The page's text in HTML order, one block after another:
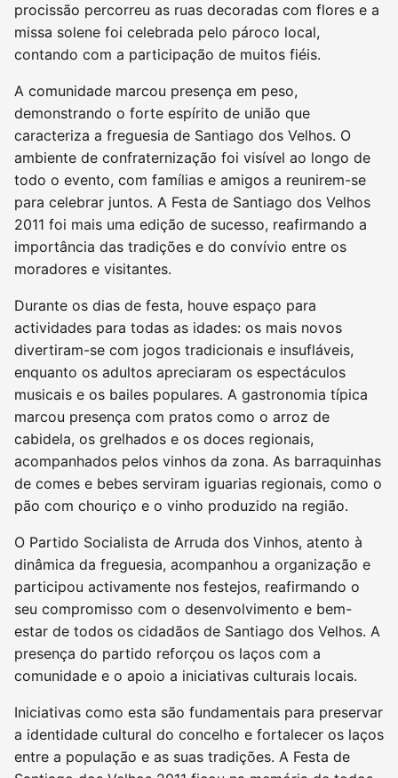
procissão percorreu as ruas decoradas com flores e a
missa solene foi celebrada pelo pároco local,
contando com a participação de muitos fiéis.
A comunidade marcou presença em peso,
demonstrando o forte espírito de união que
caracteriza a freguesia de Santiago dos Velhos. O
ambiente de confraternização foi visível ao longo de
todo o evento, com famílias e amigos a reunirem-se
para celebrar juntos. A Festa de Santiago dos Velhos
2011 foi mais uma edição de sucesso, reafirmando a
importância das tradições e do convívio entre os
moradores e visitantes.
Durante os dias de festa, houve espaço para
actividades para todas as idades: os mais novos
divertiram-se com jogos tradicionais e insufláveis,
enquanto os adultos apreciaram os espectáculos
musicais e os bailes populares. A gastronomia típica
marcou presença com pratos como o arroz de
cabidela, os grelhados e os doces regionais,
acompanhados pelos vinhos da zona. As barraquinhas
de comes e bebes serviram iguarias regionais, como o
pão com chouriço e o vinho produzido na região.
O Partido Socialista de Arruda dos Vinhos, atento à
dinâmica da freguesia, acompanhou a organização e
participou activamente nos festejos, reafirmando o
seu compromisso com o desenvolvimento e bem-
estar de todos os cidadãos de Santiago dos Velhos. A
presença do partido reforçou os laços com a
comunidade e o apoio a iniciativas culturais locais.
Iniciativas como esta são fundamentais para preservar
a identidade cultural do concelho e fortalecer os laços
entre a população e as suas tradições. A Festa de